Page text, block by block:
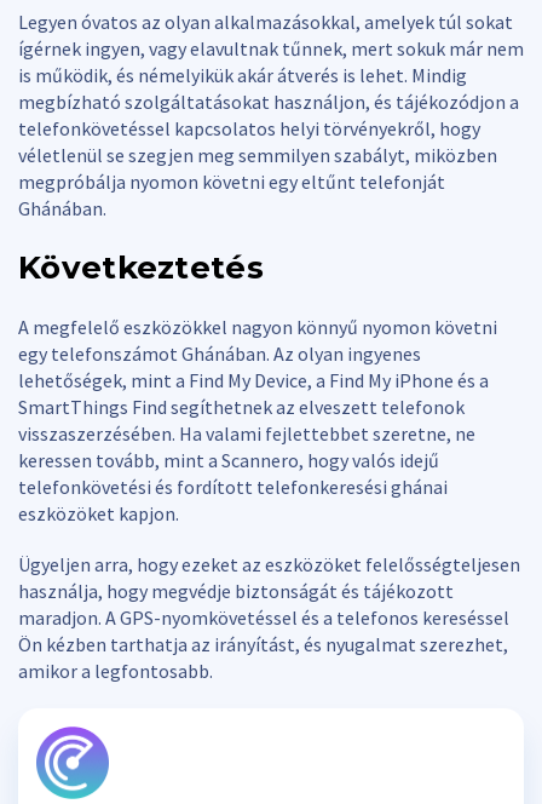
Legyen óvatos az olyan alkalmazásokkal, amelyek túl sokat
ígérnek ingyen, vagy elavultnak tűnnek, mert sokuk már nem
is működik, és némelyikük akár átverés is lehet. Mindig
megbízható szolgáltatásokat használjon, és tájékozódjon a
telefonkövetéssel kapcsolatos helyi törvényekről, hogy
véletlenül se szegjen meg semmilyen szabályt, miközben
megpróbálja nyomon követni egy eltűnt telefonját
Ghánában.
Következtetés
A megfelelő eszközökkel nagyon könnyű nyomon követni
egy telefonszámot Ghánában. Az olyan ingyenes
lehetőségek, mint a Find My Device, a Find My iPhone és a
SmartThings Find segíthetnek az elveszett telefonok
visszaszerzésében. Ha valami fejlettebbet szeretne, ne
keressen tovább, mint a Scannero, hogy valós idejű
telefonkövetési és fordított telefonkeresési ghánai
eszközöket kapjon.
Ügyeljen arra, hogy ezeket az eszközöket felelősségteljesen
használja, hogy megvédje biztonságát és tájékozott
maradjon. A GPS-nyomkövetéssel és a telefonos kereséssel
Ön kézben tarthatja az irányítást, és nyugalmat szerezhet,
amikor a legfontosabb.